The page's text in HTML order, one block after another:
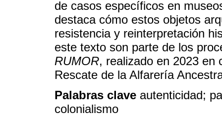
de casos específicos en
destaca cómo estos objetos
resistencia y reinterpretación
este texto son parte de los
RUMOR, realizado en 2023 en
Rescate de la Alfarería
Palabras clave autenticidad;
colonialismo